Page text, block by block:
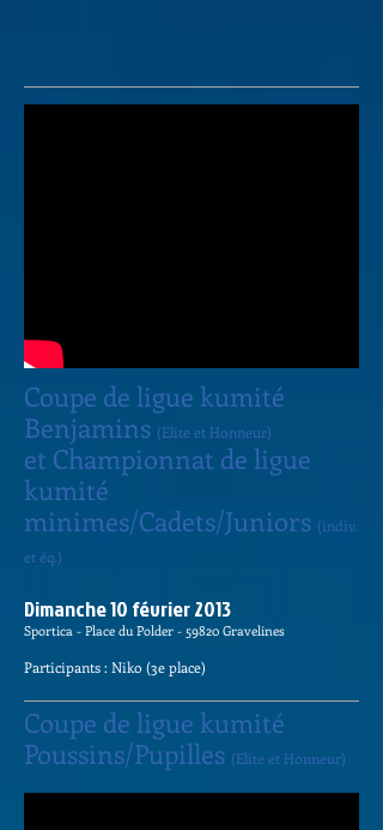
Coupe de ligue kumité
Benjamins (Elite et Honneur)
et Championnat de ligue
kumité
minimes/Cadets/Juniors (indiv.
et éq.)
Dimanche 10 février 2013​
Sportica - Place du Polder - 59820 Gravelines
Participants: Niko (3e place)
Coupe de ligue kumité
Poussins/Pupilles (Elite et Honneur)